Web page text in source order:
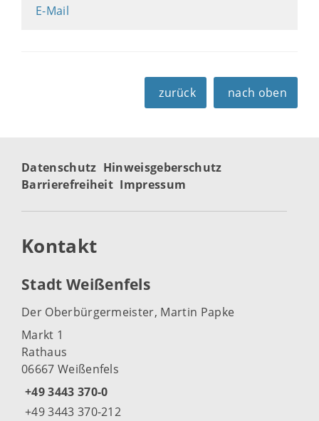
E-Mail
zurück nach oben
Datenschutz Hinweisgeberschutz
Barrierefreiheit Impressum
Kontakt
Stadt Weißenfels
Der Oberbürgermeister, Martin Papke
Markt 1
Rathaus
06667 Weißenfels
+49 3443 370-0
+49 3443 370-212